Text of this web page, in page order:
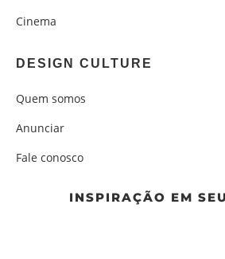
Cinema
DESIGN CULTURE
Quem somos
Anunciar
Fale conosco
INSPIRAÇÃO EM